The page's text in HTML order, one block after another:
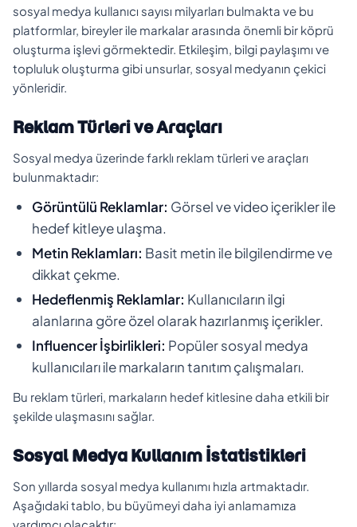
sosyal medya kullanıcı sayısı milyarları bulmakta ve bu
platformlar, bireyler ile markalar arasında önemli bir köprü
oluşturma işlevi görmektedir. Etkileşim, bilgi paylaşımı ve
topluluk oluşturma gibi unsurlar, sosyal medyanın çekici
yönleridir.
Reklam Türleri ve Araçları
Sosyal medya üzerinde farklı reklam türleri ve araçları
bulunmaktadır:
Görüntülü Reklamlar: Görsel ve video içerikler ile
hedef kitleye ulaşma.
Metin Reklamları: Basit metin ile bilgilendirme ve
dikkat çekme.
Hedeflenmiş Reklamlar: Kullanıcıların ilgi
alanlarına göre özel olarak hazırlanmış içerikler.
Influencer İşbirlikleri: Popüler sosyal medya
kullanıcıları ile markaların tanıtım çalışmaları.
Bu reklam türleri, markaların hedef kitlesine daha etkili bir
şekilde ulaşmasını sağlar.
Sosyal Medya Kullanım İstatistikleri
Son yıllarda sosyal medya kullanımı hızla artmaktadır.
Aşağıdaki tablo, bu büyümeyi daha iyi anlamamıza